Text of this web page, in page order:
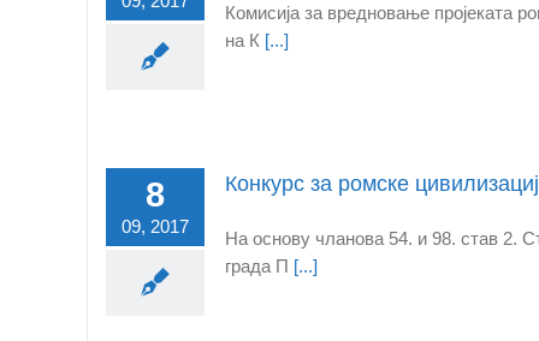
Комисија за вредновање пројеката
на К [...]
8
09, 2017
Конкурс за ромске
На основу чланова 54. и 98. став 2.
града П [...]